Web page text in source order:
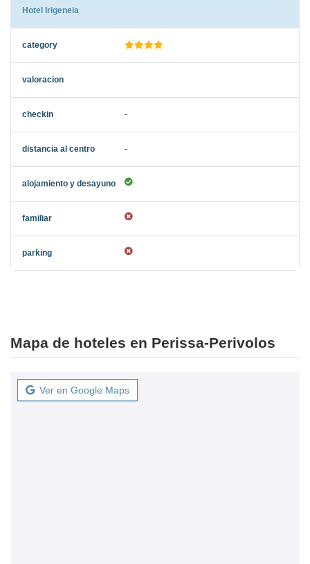
Hotel Irigeneia
-
-
Mapa de hoteles en Perissa-Perivolos
Ver en Google Maps